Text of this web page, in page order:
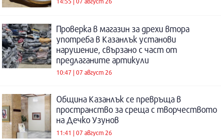
Проверка в магазин за дрехи втора
употреба в Казанлък установи
нарушение, свързано с част от
предлаганите артикули
10:47 | 07 август 26
Община Казанлък се превръща в
пространство за среща с творчеството
на Дечко Узунов
11:41 | 07 август 26